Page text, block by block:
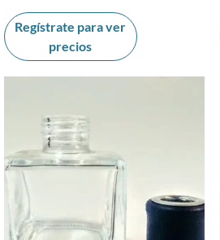
Regístrate para ver
precios